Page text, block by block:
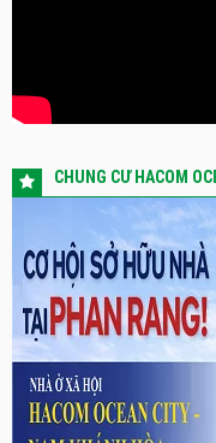
CHUNG CƯ HACOM